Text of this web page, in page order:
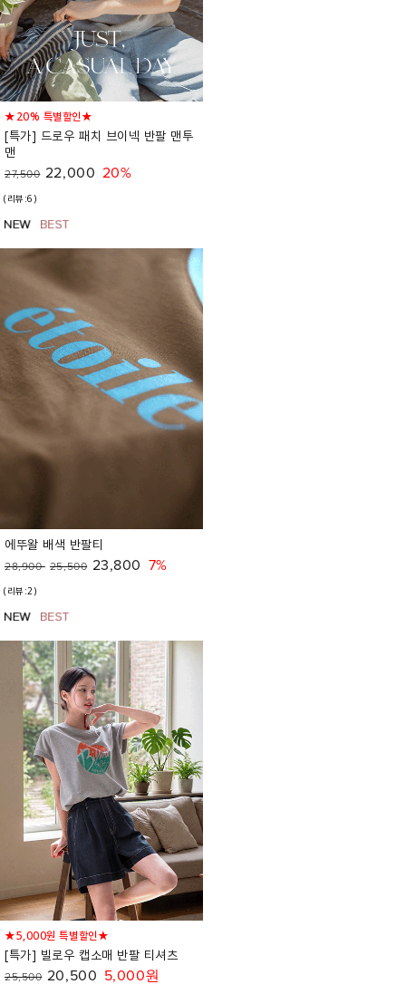
★20% 특별할인★
[특가] 드로우 패치 브이넥 반팔 맨투
맨
27,500 22,000 20%
(리뷰:6)
에뚜왈 배색 반팔티
28,900 25,500 23,800 7%
(리뷰:2)
★5,000원 특별할인★
[특가] 빌로우 캡소매 반팔 티셔츠
25,500 20,500 5,000원